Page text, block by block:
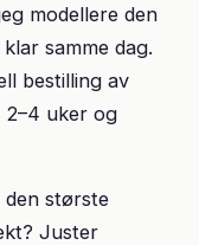
modellere den
samme dag.
bestilling av
2–4 uker og
den største
Juster